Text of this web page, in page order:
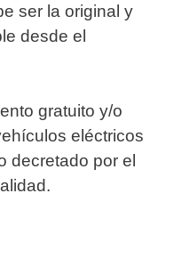
ser la original y
desde el
gratuito y/o
eléctricos
decretado por el